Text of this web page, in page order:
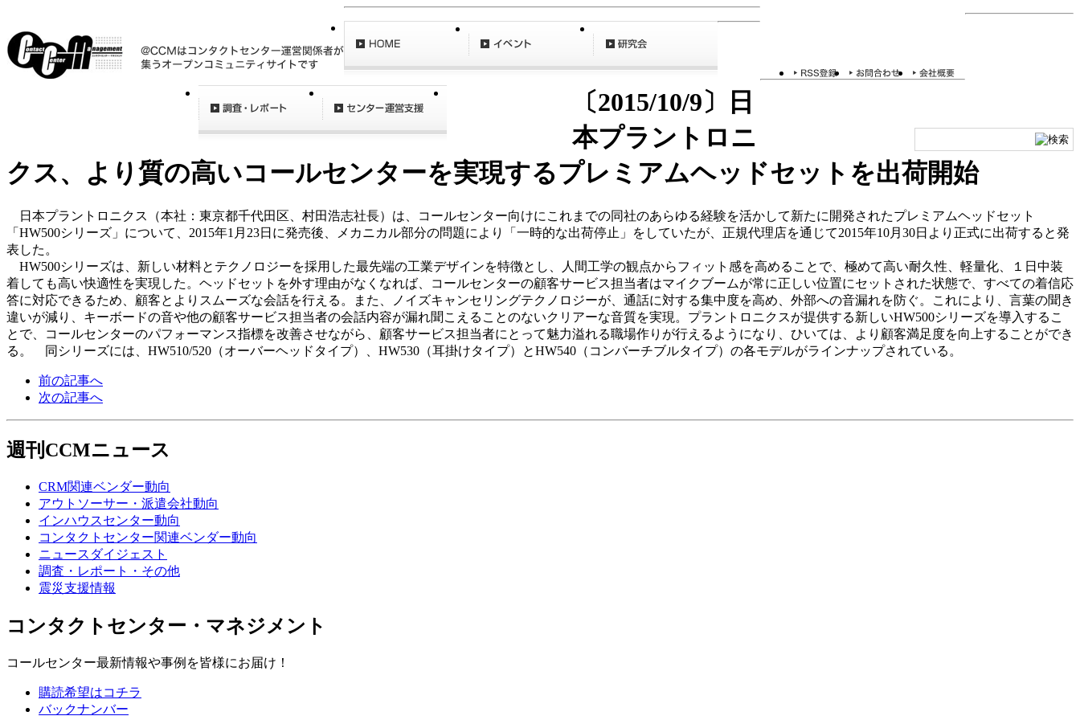
〔2015/10/9〕日
本プラントロニ
クス、より質の高いコールセンターを実現するプレミアムヘッドセットを出荷開始
日本プラントロニクス（本社：東京都千代田区、村田浩志社長）は、コールセンター向けにこれまでの同社のあらゆる経験を活かして新たに開発されたプレミアムヘッドセット
「HW500シリーズ」について、2015年1月23日に発売後、メカニカル部分の問題により「一時的な出荷停止」をしていたが、正規代理店を通じて2015年10月30日より正式に出荷すると発
表した。
HW500シリーズは、新しい材料とテクノロジーを採用した最先端の工業デザインを特徴とし、人間工学の観点からフィット感を高めることで、極めて高い耐久性、軽量化、１日中装
着しても高い快適性を実現した。ヘッドセットを外す理由がなくなれば、コールセンターの顧客サービス担当者はマイクブームが常に正しい位置にセットされた状態で、すべての着信応
答に対応できるため、顧客とよりスムーズな会話を行える。また、ノイズキャンセリングテクノロジーが、通話に対する集中度を高め、外部への音漏れを防ぐ。これにより、言葉の聞き
違いが減り、キーボードの音や他の顧客サービス担当者の会話内容が漏れ聞こえることのないクリアーな音質を実現。プラントロニクスが提供する新しいHW500シリーズを導入するこ
とで、コールセンターのパフォーマンス指標を改善させながら、顧客サービス担当者にとって魅力溢れる職場作りが行えるようになり、ひいては、より顧客満足度を向上することができ
る。 同シリーズには、HW510/520（オーバーヘッドタイプ）、HW530（耳掛けタイプ）とHW540（コンバーチブルタイプ）の各モデルがラインナップされている。
前の記事へ
次の記事へ
週刊CCMニュース
CRM関連ベンダー動向
アウトソーサー・派遣会社動向
インハウスセンター動向
コンタクトセンター関連ベンダー動向
ニュースダイジェスト
調査・レポート・その他
震災支援情報
コンタクトセンター・マネジメント
コールセンター最新情報や事例を皆様にお届け！
購読希望はコチラ
バックナンバー